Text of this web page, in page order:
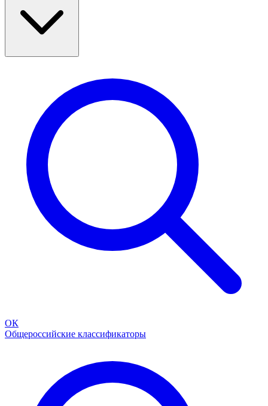
ОК
Общероссийские классификаторы